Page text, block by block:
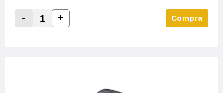
Decrease Quantity:
-
Increase Quantity:
+ Compra